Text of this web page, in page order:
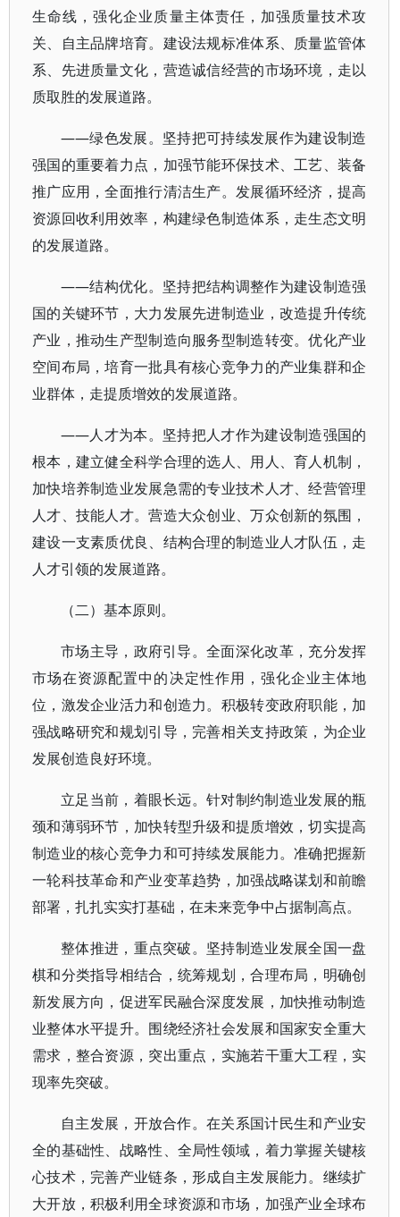
生命线，强化企业质量主体责任，加强质量技术攻
关、自主品牌培育。建设法规标准体系、质量监管体
系、先进质量文化，营造诚信经营的市场环境，走以
质取胜的发展道路。
——绿色发展。坚持把可持续发展作为建设制造
强国的重要着力点，加强节能环保技术、工艺、装备
推广应用，全面推行清洁生产。发展循环经济，提高
资源回收利用效率，构建绿色制造体系，走生态文明
的发展道路。
——结构优化。坚持把结构调整作为建设制造强
国的关键环节，大力发展先进制造业，改造提升传统
产业，推动生产型制造向服务型制造转变。优化产业
空间布局，培育一批具有核心竞争力的产业集群和企
业群体，走提质增效的发展道路。
——人才为本。坚持把人才作为建设制造强国的
根本，建立健全科学合理的选人、用人、育人机制，
加快培养制造业发展急需的专业技术人才、经营管理
人才、技能人才。营造大众创业、万众创新的氛围，
建设一支素质优良、结构合理的制造业人才队伍，走
人才引领的发展道路。
（二）基本原则。
市场主导，政府引导。全面深化改革，充分发挥
市场在资源配置中的决定性作用，强化企业主体地
位，激发企业活力和创造力。积极转变政府职能，加
强战略研究和规划引导，完善相关支持政策，为企业
发展创造良好环境。
立足当前，着眼长远。针对制约制造业发展的瓶
颈和薄弱环节，加快转型升级和提质增效，切实提高
制造业的核心竞争力和可持续发展能力。准确把握新
一轮科技革命和产业变革趋势，加强战略谋划和前瞻
部署，扎扎实实打基础，在未来竞争中占据制高点。
整体推进，重点突破。坚持制造业发展全国一盘
棋和分类指导相结合，统筹规划，合理布局，明确创
新发展方向，促进军民融合深度发展，加快推动制造
业整体水平提升。围绕经济社会发展和国家安全重大
需求，整合资源，突出重点，实施若干重大工程，实
现率先突破。
自主发展，开放合作。在关系国计民生和产业安
全的基础性、战略性、全局性领域，着力掌握关键核
心技术，完善产业链条，形成自主发展能力。继续扩
大开放，积极利用全球资源和市场，加强产业全球布